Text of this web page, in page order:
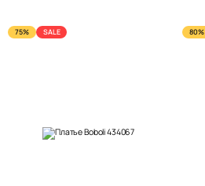
75% SALE 80%